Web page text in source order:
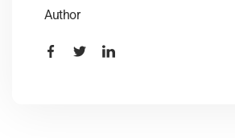
Author